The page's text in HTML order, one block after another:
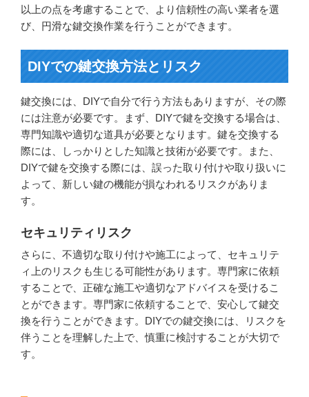
以上の点を考慮することで、より信頼性の高い業者を選
び、円滑な鍵交換作業を行うことができます。
DIYでの鍵交換方法とリスク
鍵交換には、DIYで自分で行う方法もありますが、その際
には注意が必要です。まず、DIYで鍵を交換する場合は、
専門知識や適切な道具が必要となります。鍵を交換する
際には、しっかりとした知識と技術が必要です。また、
DIYで鍵を交換する際には、誤った取り付けや取り扱いに
よって、新しい鍵の機能が損なわれるリスクがありま
す。
セキュリティリスク
さらに、不適切な取り付けや施工によって、セキュリテ
ィ上のリスクも生じる可能性があります。専門家に依頼
することで、正確な施工や適切なアドバイスを受けるこ
とができます。専門家に依頼することで、安心して鍵交
換を行うことができます。DIYでの鍵交換には、リスクを
伴うことを理解した上で、慎重に検討することが大切で
す。